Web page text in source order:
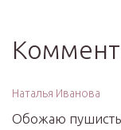
Наталья Иванова
Обожаю